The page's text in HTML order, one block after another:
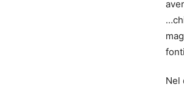
Nel